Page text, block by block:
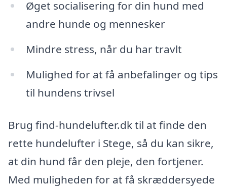
Øget socialisering for din hund med
andre hunde og mennesker
Mindre stress, når du har travlt
Mulighed for at få anbefalinger og tips
til hundens trivsel
Brug find-hundelufter.dk til at finde den
rette hundelufter i Stege, så du kan sikre,
at din hund får den pleje, den fortjener.
Med muligheden for at få skræddersyede